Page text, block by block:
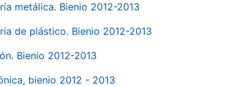
metálica. Bienio 2012-2013
de plástico. Bienio 2012-2013
Bienio 2012-2013
bienio 2012 - 2013